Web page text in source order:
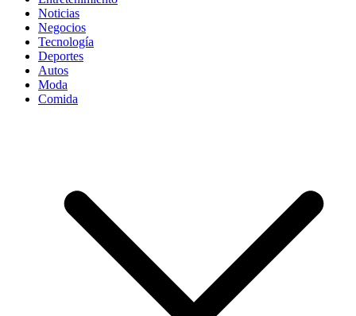
Noticias
Negocios
Tecnología
Deportes
Autos
Moda
Comida